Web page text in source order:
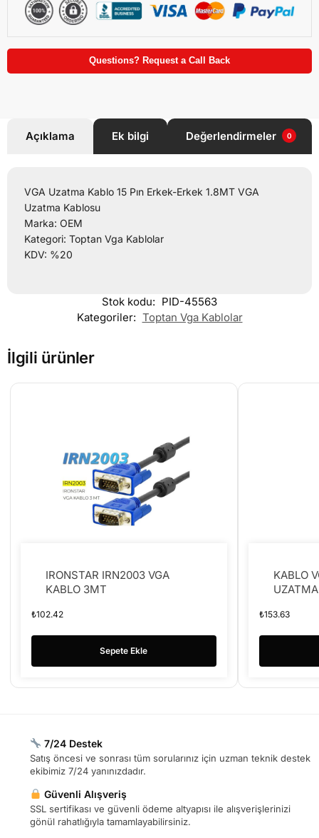
Questions? Request a Call Back
Açıklama Ek bilgi Değerlendirmeler 0
VGA Uzatma Kablo 15 Pın Erkek-Erkek 1.8MT VGA
Uzatma Kablosu
Marka: OEM
Kategori: Toptan Vga Kablolar
KDV: %20
Stok kodu: PID-45563
Kategoriler: Toptan Vga Kablolar
İlgili ürünler
IRONSTAR IRN2003 VGA
KABLO 3MT
₺102.42
Sepete Ekle
KABLO
₺153.63
7/24 Destek
Satış öncesi ve sonrası tüm sorularınız için uzman teknik destek
ekibimiz 7/24 yanınızdadır.
Güvenli Alışveriş
SSL sertifikası ve güvenli ödeme altyapısı ile alışverişlerinizi
gönül rahatlığıyla tamamlayabilirsiniz.